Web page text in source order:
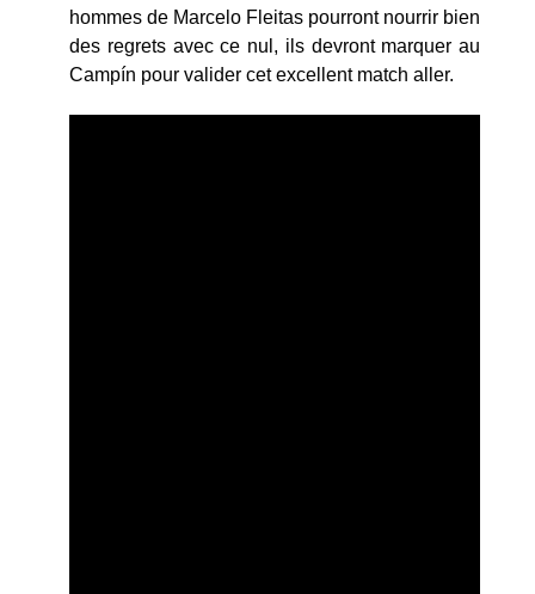
hommes de Marcelo Fleitas pourront nourrir bien
des regrets avec ce nul, ils devront marquer au
Campín pour valider cet excellent match aller.